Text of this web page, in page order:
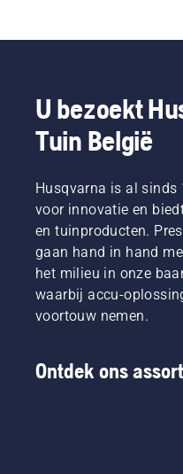
U bezoekt
Tuin België
Husqvarna is al sinds
voor innovatie en
en tuinproducten.
gaan hand in hand
het milieu in onze
waarbij accu-
voortouw nemen.
Ontdek ons